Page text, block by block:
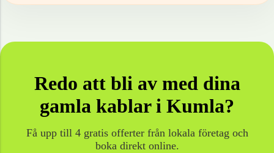
Redo att bli av med dina
gamla kablari Kumla?
Få upp till 4 gratis offerter från lokala företag och
boka direkt online.